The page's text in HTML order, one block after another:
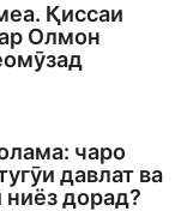
Қиссаи
Олмон
чаро
давлат ва
дорад?